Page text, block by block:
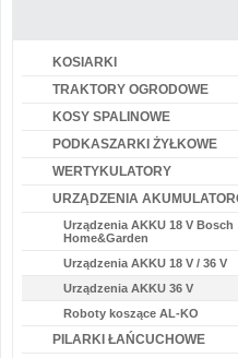
KOSIARKI
TRAKTORY OGRODOWE
KOSY SPALINOWE
PODKASZARKI ŻYŁKOWE
WERTYKULATORY
URZĄDZENIA
Urządzenia AKKU 18 V Bosch
Home&Garden
Urządzenia AKKU 18 V / 36 V
Urządzenia AKKU 36 V
Roboty koszące AL-KO
PILARKI ŁAŃCUCHOWE